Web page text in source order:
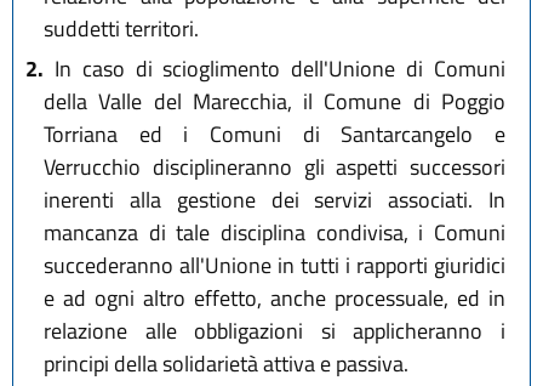
suddetti territori.
2. In caso di scioglimento dell'Unione di Comuni
della Valle del Marecchia, il Comune di Poggio
Torriana ed i Comuni di Santarcangelo e
Verrucchio disciplineranno gli aspetti successori
inerenti alla gestione dei servizi associati. In
mancanza di tale disciplina condivisa, i Comuni
succederanno all'Unione in tutti i rapporti giuridici
e ad ogni altro effetto, anche processuale, ed in
relazione alle obbligazioni si applicheranno i
principi della solidarietà attiva e passiva.